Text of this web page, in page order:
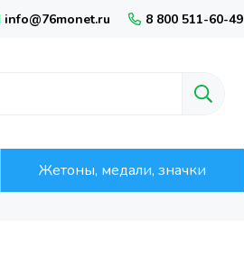
info@76monet.ru 8 800 511-60-49
Жетоны, медали, значки